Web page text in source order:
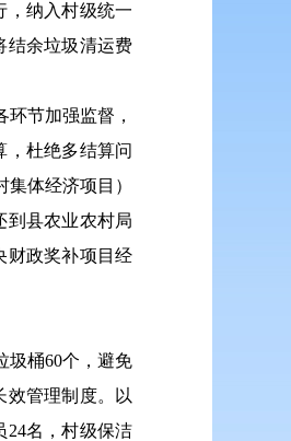
，纳入村级统一
结余垃圾清运费
节加强监督，
，杜绝多结算问
体经济项目）
到县农业农村局
财政奖补项目经
圾桶60个，避免
效管理制度。以
24名，村级保洁